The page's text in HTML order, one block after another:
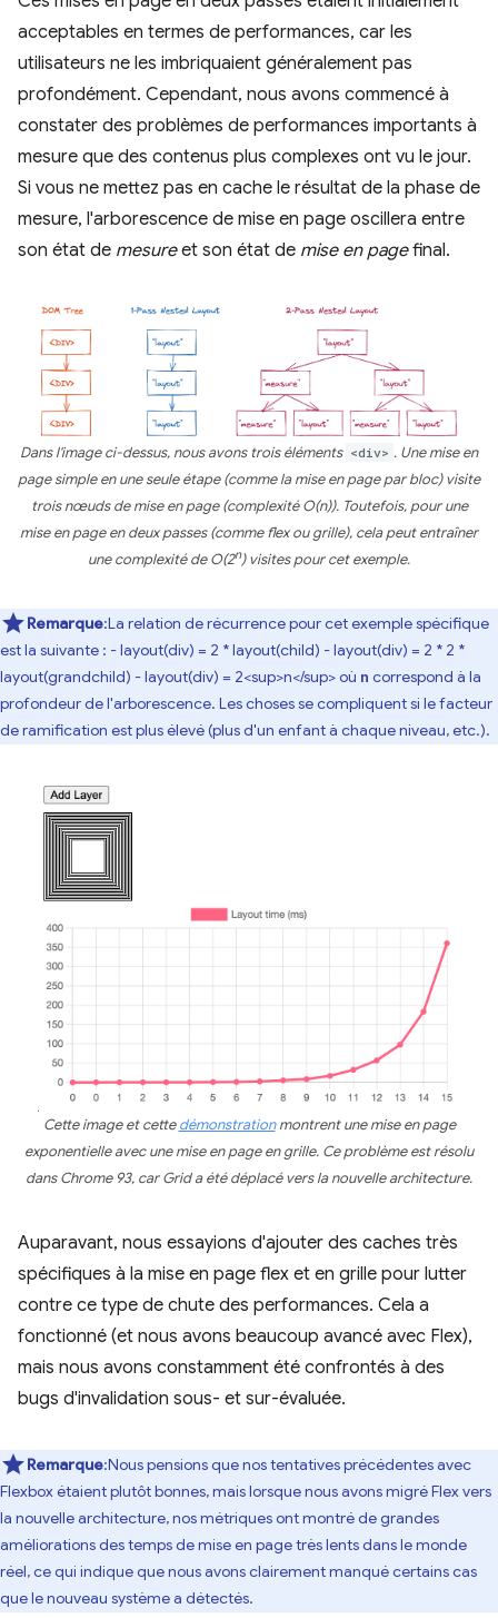
acceptables en termes de performances, car les
utilisateurs ne les imbriquaient généralement pas
profondément. Cependant, nous avons commencé à
constater des problèmes de performances importants à
mesure que des contenus plus complexes ont vu le jour.
Si vous ne mettez pas en cache le résultat de la phase de
mesure, l'arborescence de mise en page oscillera entre
son état de mesureet son état de mise en pagefinal.
Dans l'image ci-dessus, nous avons trois éléments <div> . Une mise en
page simple en une seule étape (comme la mise en page par bloc) visite
trois nœuds de mise en page (complexité O(n)). Toutefois, pour une
mise en page en deux passes (comme flex ou grille), cela peut entraîner
une complexité de O(2n) visites pour cet exemple.
Remarque:La relation de récurrence pour cet exemple spécifique
est la suivante : - layout(div) = 2 * layout(child) - layout(div) = 2 * 2 *
layout(grandchild) - layout(div) = 2<sup>n</sup> où n correspond à la
profondeur de l'arborescence. Les choses se compliquent si le facteur
de ramification est plus élevé (plus d'un enfant à chaque niveau, etc.).
Cette image et cettedémonstrationmontrent une mise en page
exponentielle avec une mise en page en grille. Ce problème est résolu
dans Chrome 93, car Grid a été déplacé vers la nouvelle architecture.
Auparavant, nous essayions d'ajouter des caches très
spécifiques à la mise en page flex et en grille pour lutter
contre ce type de chute des performances. Cela a
fonctionné (et nous avons beaucoup avancé avec Flex),
mais nous avons constamment été confrontés à des
bugs d'invalidation sous- et sur-évaluée.
Remarque:Nous pensions que nos tentatives précédentes avec
Flexbox étaient plutôt bonnes, mais lorsque nous avons migré Flex vers
la nouvelle architecture, nos métriques ont montré de grandes
améliorations des temps de mise en page très lents dans le monde
réel, ce qui indique que nous avons clairement manqué certains cas
que le nouveau système a détectés.